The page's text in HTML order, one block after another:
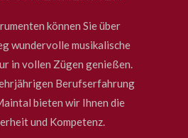
können Sie über
wundervolle musikalische
in vollen Zügen genießen.
Berufserfahrung
bieten wir Ihnen die
und Kompetenz.